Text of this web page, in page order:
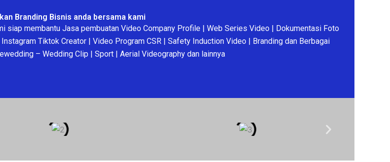
Branding Bisnis anda bersama kami
siap membantu Jasa pembuatan Video Company Profile | Web Series Video | Dokumentasi Foto
Tiktok Creator | Video Program CSR | Safety Induction Video | Branding dan Berbagai
– Wedding Clip | Sport | Aerial Videography dan lainnya